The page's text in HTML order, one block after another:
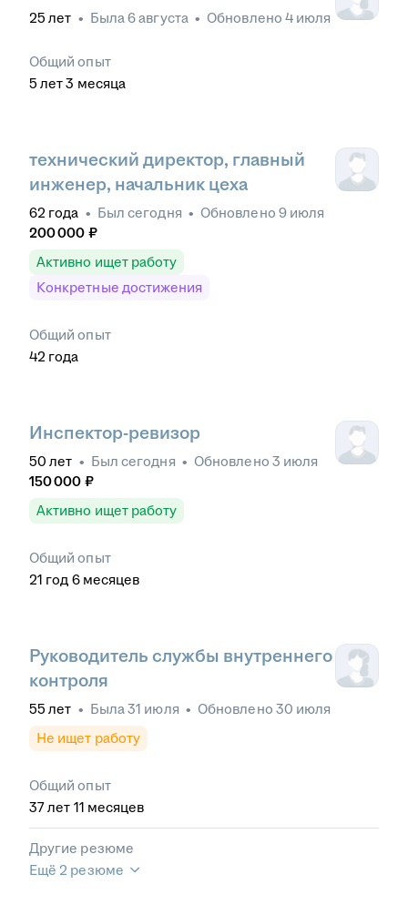
25 лет • Была6 августа • Обновлено 4 июля
Общий опыт
5 лет 3 месяца
технический директор, главный
инженер, начальник цеха
62 года • Был сегодня • Обновлено 9 июля
200 000 ₽
Активно ищет работу
Конкретные достижения
Общий опыт
42 года
Инспектор-ревизор
50 лет • Был сегодня • Обновлено 3 июля
150 000 ₽
Активно ищет работу
Общий опыт
21 год 6 месяцев
Руководитель службы внутреннего
контроля
55 лет • Была31 июля • Обновлено 30 июля
Не ищет работу
Общий опыт
37лет 11 месяцев
Другие резюме
Ещё 2 резюме